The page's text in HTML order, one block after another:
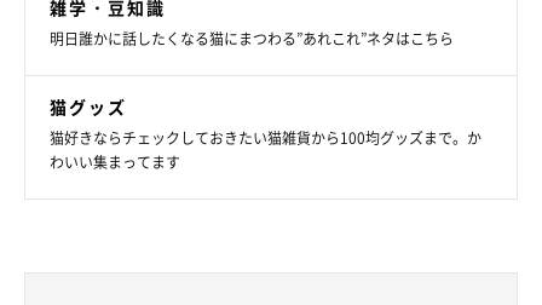
雑学・豆知識
明日誰かに話したくなる猫にまつわる”あれこれ”ネタはこちら
猫グッズ
猫好きならチェックしておきたい猫雑貨から100均グッズまで。か
わいい集まってます